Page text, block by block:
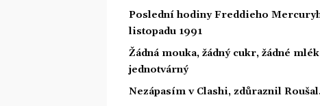
Poslední hodiny Freddieho
listopadu 1991
Žádná mouka, žádný cukr, žádné
jednotvárný
Nezápasím v Clashi, zdůraznil